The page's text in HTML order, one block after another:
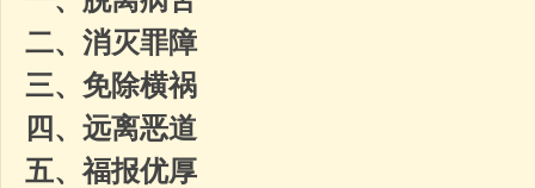
二、消灭罪障
三、免除横祸
四、远离恶道
五、福报优厚